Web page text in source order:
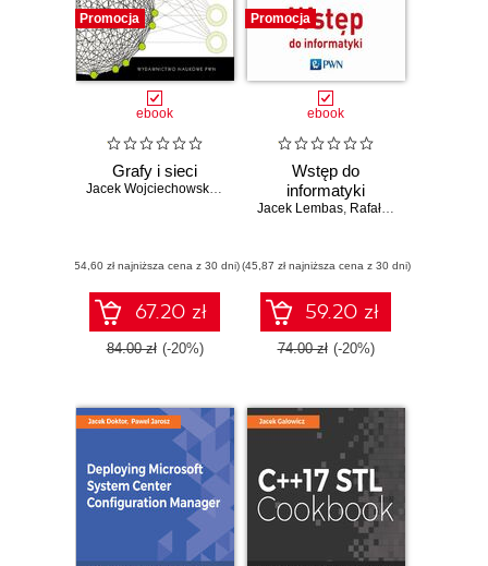
Promocja
ebook
Grafy i sieci
Jacek Wojciechowski
,Krzysztof Pieńkosz
(54,60 zł najniższa cena z 30 dni)
67.20 zł
84.00 zł (-20%)
Promocja
ebook
Wstęp do
informatyki
Jacek Lembas, Rafał Kawa
(45,87 zł najniższa cena z 30 dni)
59.20 zł
74.00 zł (-20%)